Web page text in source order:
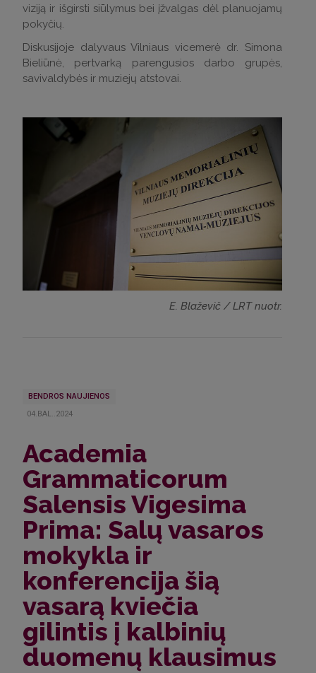
viziją ir išgirsti siūlymus bei įžvalgas dėl planuojamų
pokyčių.
Diskusijoje dalyvaus Vilniaus vicemerė dr. Simona
Bieliūnė, pertvarką parengusios darbo grupės,
savivaldybės ir muziejų atstovai.
E. Blaževič / LRT nuotr.
BENDROS NAUJIENOS
04.BAL..2024
Academia
Grammaticorum
Salensis Vigesima
Prima: Salų vasaros
mokykla ir
konferencija šią
vasarą kviečia
gilintis į kalbinių
duomenų klausimus